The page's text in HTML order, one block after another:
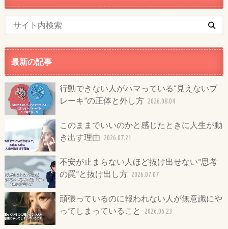
最新の記事
行動できない人がハマっている“見えないブ
レーキ”の正体と外し方 2026.08.04
このままでいいのかと感じたときに人生が動
き出す理由 2026.07.21
不安が止まらない人ほど抜け出せない“思考
の罠”と抜け出し方 2026.07.07
頑張っているのに報われない人が無意識にや
ってしまっていること
2026.06.23